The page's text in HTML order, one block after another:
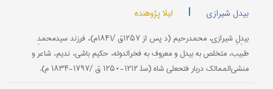
بیدل شیرازی | لیلا پژوهنده
بیدِلِ شیرازی‌، محمدرحیم‌ (د پس‌ از ۱۲۵۷ق‌ /۱۸۴۱م‌)، فرزند سیدمحمدِ
طبیب‌، متخلص‌ به‌ بیدل‌ و معروف‌ به‌ فخرالدوله‌، حكیم‌ باشی‌، ندیم‌، شاعر و
منشی‌الممالك‌ دربار فتحعلی‌ شاه‌ (سل‍ ۱۲۱۲-۱۲۵۰ ق‌ /۱۷۹۷-۱۸۳۴ م‌).